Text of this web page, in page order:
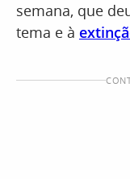
semana, que
tema e à